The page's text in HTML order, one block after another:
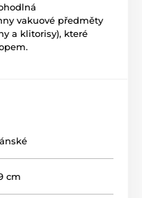
vakuové předměty
a klitorisy), které
cm